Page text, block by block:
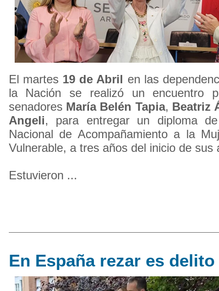
El martes 19 de Abril en las
la Nación se realizó un encuentro
senadores María Belén Tapia, Beatriz
Angeli, para entregar un diploma
Nacional de Acompañamiento a la
Vulnerable, a tres años del inicio de sus
Estuvieron ...
En España rezar es delito